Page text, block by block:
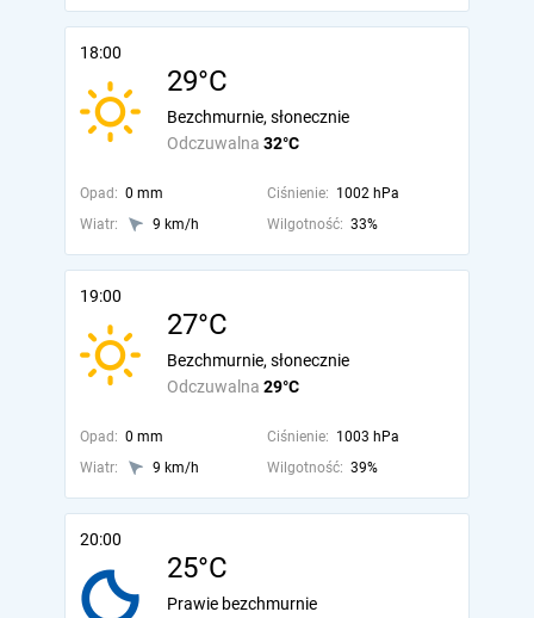
18:00
29°C
Odczuwalna 32°C
Bezchmurnie, słonecznie
Opad: 0 mm Ciśnienie: 1002 hPa
Wiatr:
9 km/h Wilgotność: 33%
19:00
27°C
Odczuwalna 29°C
Bezchmurnie, słonecznie
Opad: 0 mm Ciśnienie: 1003 hPa
Wiatr:
9 km/h Wilgotność: 39%
20:00
25°C
Prawie bezchmurnie